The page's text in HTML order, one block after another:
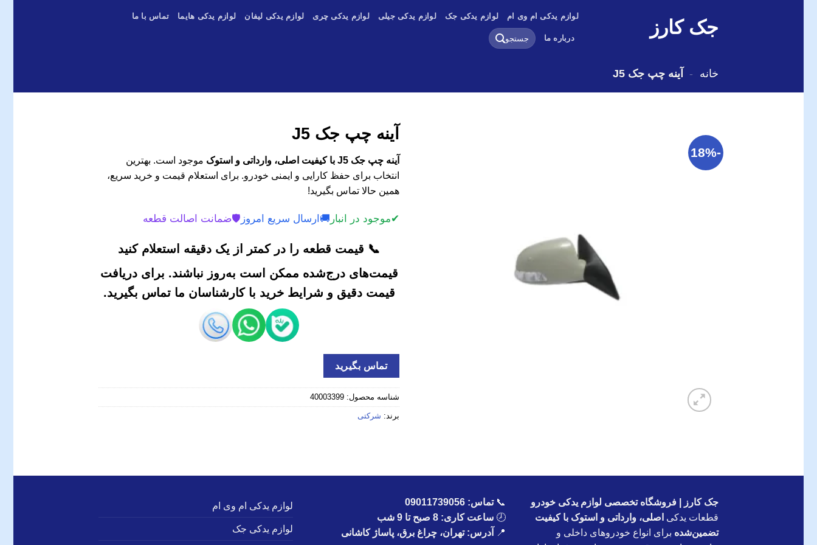
جک کارز
لوازم یدکی ام وی ام لوازم یدکی جک لوازم یدکی جیلی لوازم یدکی چری لوازم یدکی لیفان لوازم یدکی هایما تماس با ما
درباره ما
جستجو
برای:
خانه - آینه چپ جک J5
-18%
آینه چپ جک J5
آینه چپ جک J5 با کیفیت اصلی، وارداتی و استوک
موجود است. بهترین
انتخاب برای حفظ کارایی و ایمنی خودرو. برای استعلام قیمت و خرید سریع،
همین حالا تماس بگیرید!
✔موجود در انبار 🚚 ارسال سریع امروز 🛡️ضمانت اصالت قطعه
📞 قیمت قطعه را در کمتر از یک دقیقه استعلام کنید
قیمت‌های درج‌شده ممکن است به‌روز نباشند. برای دریافت
قیمت دقیق و شرایط خرید با کارشناسان ما تماس بگیرید.
تماس بگیرید
شناسه محصول: 40003399
برند: شرکتی
جک کارز | فروشگاه تخصصی لوازم یدکی خودرو
قطعات یدکی اصلی، وارداتی و استوک با کیفیت
تضمین‌شده برای انواع خودروهای داخلی و
📞تماس: 09011739056
🕗 ساعت کاری: 8 صبح تا 9 شب
📍
آدرس: تهران، چراغ برق، پاساژ کاشانی
لوازم یدکی ام وی ام
لوازم یدکی جک